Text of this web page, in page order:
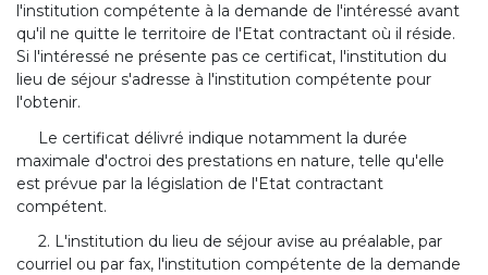
l'institution compétente à la demande de l'intéressé avant
qu'il ne quitte le territoire de l'Etat contractant où il réside.
Si l'intéressé ne présente pas ce certificat, l'institution du
lieu de séjour s'adresse à l'institution compétente pour
l'obtenir.
Le certificat délivré indique notamment la durée
maximale d'octroi des prestations en nature, telle qu'elle
est prévue par la législation de l'Etat contractant
compétent.
2. L'institution du lieu de séjour avise au préalable, par
courriel ou par fax, l'institution compétente de la demande